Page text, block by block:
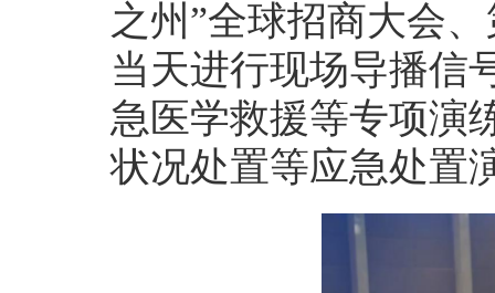
之州”全球招商大会
当天进行现场导播信
急医学救援等专项演
状况处置等应急处置